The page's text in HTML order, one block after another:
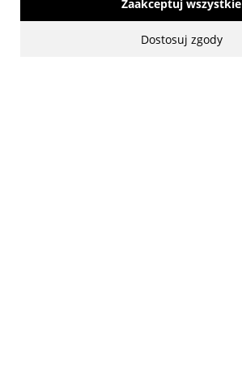
Dostosuj zgody
Zaakceptuj wszystkie